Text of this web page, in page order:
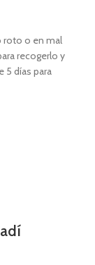
roto o en mal
recogerlo y
5 días para